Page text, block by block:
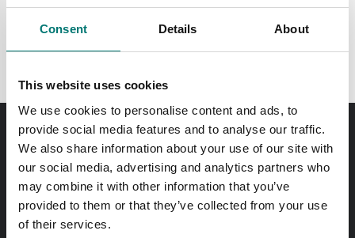
Consent Details About
This website uses cookies
We use cookies to personalise content and ads, to
provide social media features and to analyse our traffic.
We also share information about your use of our site with
our social media, advertising and analytics partners who
may combine it with other information that you’ve
provided to them or that they’ve collected from your use
of their services.
Beställ innan kl 11.00 så skickar vi samma dag! Gäller
lagerförda standardprodukter.
Fri frakt på onlinebetald order över 2000kr exkl. moms.